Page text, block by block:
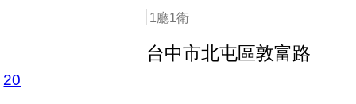
1廳1衛
台中市北屯區敦富路
店長推薦
20